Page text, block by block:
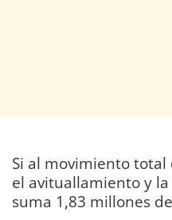
Si al movimiento total
el avituallamiento y
suma 1,83 millones